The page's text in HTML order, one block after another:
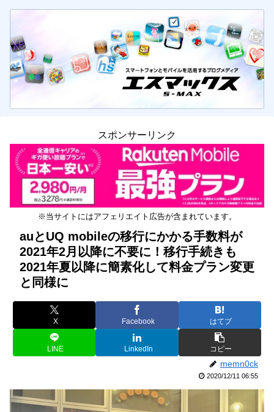
スポンサーリンク
※当サイトにはアフェリエイト広告が含まれています。
auとUQ mobileの移行にかかる手数料が
2021年2月以降に不要に！移行手続きも
2021年夏以降に簡素化して料金プラン変更
と同様に
X Facebook はてブ
LINE LinkedIn コピー
memn0ck
2020/12/11 06:55